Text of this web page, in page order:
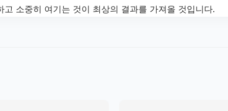
고 소중히 여기는 것이 최상의 결과를 가져올 것입니다.